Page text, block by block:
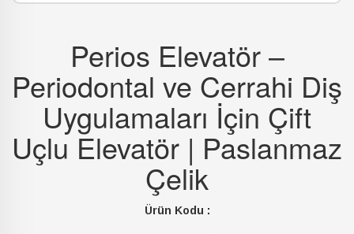
Perios Elevatör –
Periodontal ve Cerrahi Diş
Uygulamaları İçin Çift
Uçlu Elevatör | Paslanmaz
Çelik
Ürün Kodu :